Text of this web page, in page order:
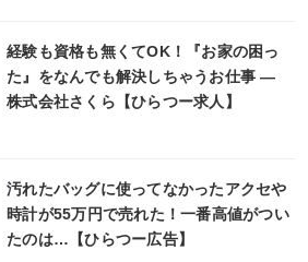
経験も資格も無くてOK！『お家の困っ
た』をなんでも解決しちゃうお仕事 ―
株式会社さくら【ひらつー求人】
汚れたバッグに使ってなかったアクセや
時計が55万円で売れた！一番高値がつい
たのは…【ひらつー広告】